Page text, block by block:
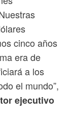
cinco años
era de
a los
el mundo”,
ejecutivo